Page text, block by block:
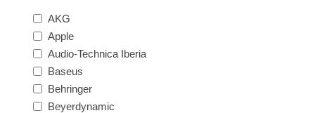
AKG
Apple
Audio-Technica Iberia
Baseus
Behringer
Beyerdynamic